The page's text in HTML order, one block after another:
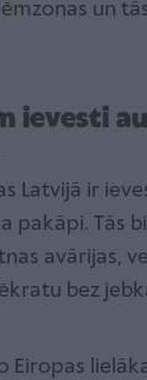
un
ievesti
Latvijā ir
pakāpi. Tās
avārijas,
bez
Eiropas